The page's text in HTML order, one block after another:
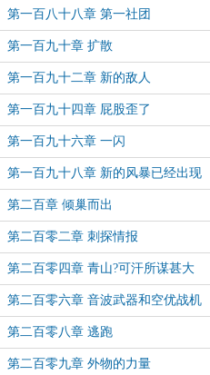
第一百八十八章 第一社团
第一百九十章 扩散
第一百九十二章 新的敌人
第一百九十四章 屁股歪了
第一百九十六章 一闪
第一百九十八章 新的风暴已经出现
第二百章 倾巢而出
第二百零二章 刺探情报
第二百零四章 青山?可汗所谋甚大
第二百零六章 音波武器和空优战机
第二百零八章 逃跑
第二百零九章 外物的力量